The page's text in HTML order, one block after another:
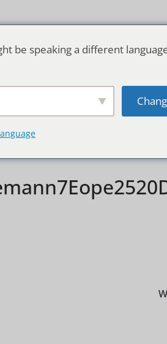
be speaking a different